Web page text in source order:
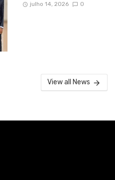
julho 14, 2026 0
View all News